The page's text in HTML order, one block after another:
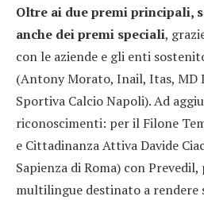
Oltre ai due premi principali,
anche dei premi speciali,
con le aziende e gli enti
(Antony Morato, Inail, Itas, MD
Sportiva Calcio Napoli). Ad
riconoscimenti: per il Filone
e Cittadinanza Attiva Davide
Sapienza di Roma) con
multilingue destinato a rendere